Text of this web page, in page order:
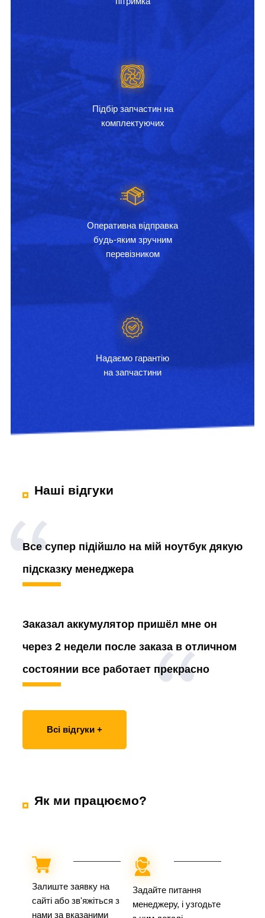
Підбір запчастин на
комплектуючих
Оперативна відправка
будь-яким зручним
перевізником
Надаємо гарантію
на запчастини
Наші відгуки
Все супер підійшло на мій ноутбук дякую
підсказку менеджера
Заказал аккумулятор пришёл мне он
через 2 недели после заказа в отличном
состоянии все работает прекрасно
Всі відгуки +
Як ми працюємо?
Залиште заявку на
сайті або зв'яжіться з
нами за вказаними
Задайте питання
менеджеру, і узгодьте